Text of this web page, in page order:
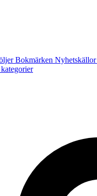
Bokmärken Nyhetskällor